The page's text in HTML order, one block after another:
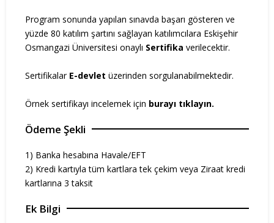
Program sonunda yapılan sınavda başarı gösteren ve
yüzde 80 katılım şartını sağlayan katılımcılara Eskişehir
Osmangazi Üniversitesi onaylı Sertifika verilecektir.
Sertifikalar E-devlet üzerinden sorgulanabilmektedir.
Örnek sertifikayı incelemek için burayı tıklayın.
Ödeme Şekli
1) Banka hesabına Havale/EFT
2) Kredi kartıyla tüm kartlara tek çekim veya Ziraat kredi
kartlarına 3 taksit
Ek Bilgi